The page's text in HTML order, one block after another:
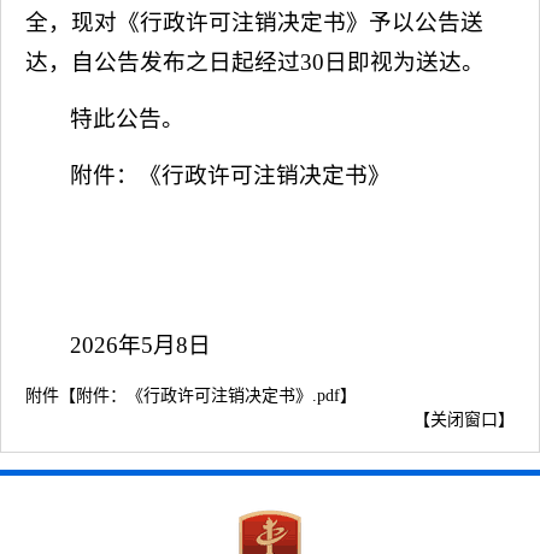
全，现对《行政许可注销决定书》予以公告送
达，自公告发布之日起经过30日即视为送达。
特此公告。
附件：《行政许可注销决定书》
2026年5月8日
附件【 附件：《行政许可注销决定书》.pdf】
【关闭窗口 】